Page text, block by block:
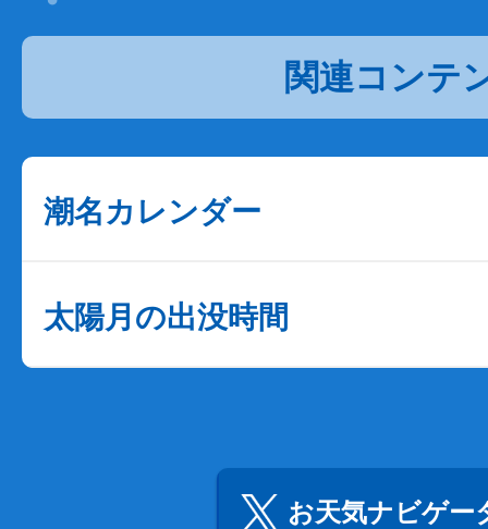
関連コンテ
潮名カレンダー
太陽月の出没時間
お天気ナビゲー